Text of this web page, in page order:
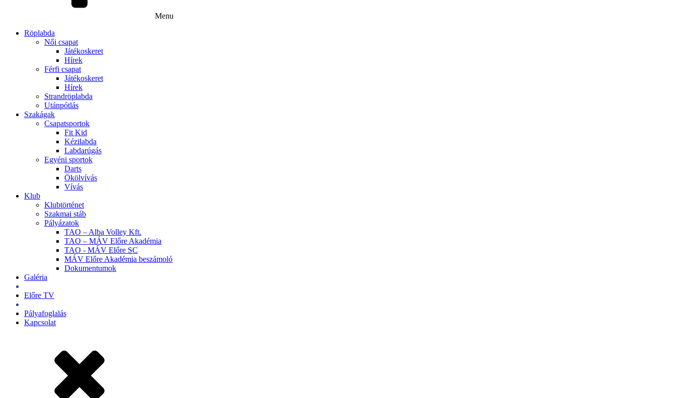
Menu
Röplabda
Női csapat
Játékoskeret
Hírek
Férfi csapat
Játékoskeret
Hírek
Strandröplabda
Utánpótlás
Szakágak
Csapatsportok
Fit Kid
Kézilabda
Labdarúgás
Egyéni sportok
Darts
Ökölvívás
Vívás
Klub
Klubtörténet
Szakmai stáb
Pályázatok
TAO – Alba Volley Kft.
TAO – MÁV Előre Akadémia
TAO - MÁV Előre SC
MÁV Előre Akadémia beszámoló
Dokumentumok
Galéria
Előre TV
Pályafoglalás
Kapcsolat